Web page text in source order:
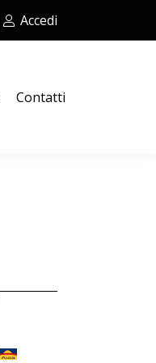
Accedi
Contatti